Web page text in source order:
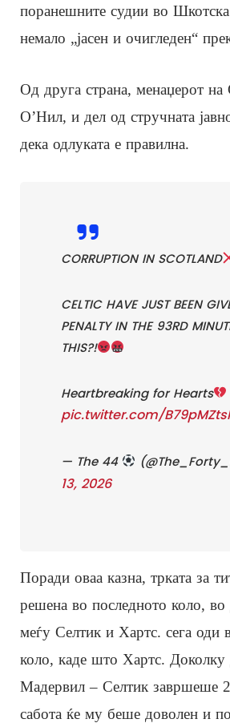
поранешните судии во Шкотска
немало „јасен и очигледен“
Од друга страна, менаџерот
О’Нил, и дел од стручната
дека одлуката е правилна.
CORRUPTION IN SCOTLAND
CELTIC HAVE JUST BEEN
PENALTY IN THE 93RD
THIS?!
Heartbreaking for Hearts
pic.twitter.com/
— The 44
13, 2026
Поради оваа казна, трката за
решена во последното коло, во
меѓу Селтик и Хартс. сега оди
коло, каде што Хартс. Доколку
Мадервил – Селтик завршеше
сабота ќе му беше доволен и